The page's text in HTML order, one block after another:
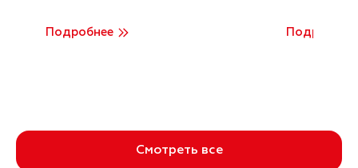
Смотреть все
Подробнее Подробнее